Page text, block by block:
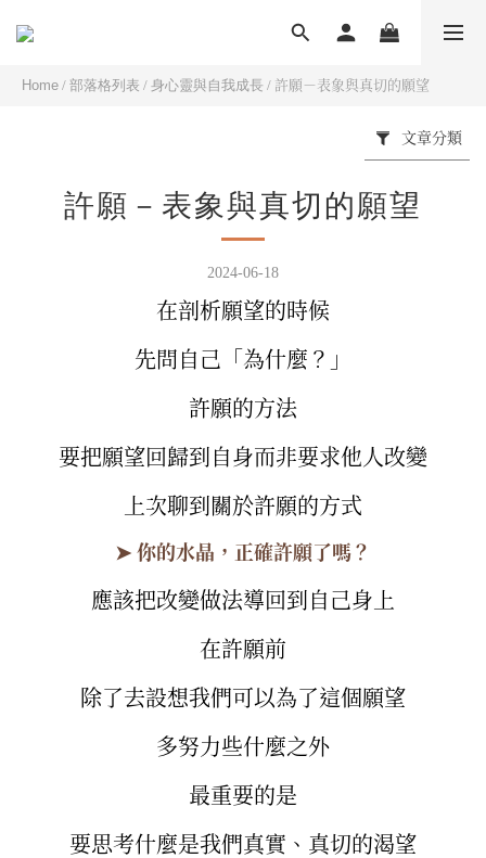
Home / 部落格列表 / 身心靈與自我成長 / 許願－表象與真切的願望
文章分類
許願－表象與真切的願望
2024-06-18
在剖析願望的時候
先問自己「為什麼？」
許願的方法
要把願望回歸到自身而非要求他人改變
上次聊到關於許願的方式
➤ 你的水晶，正確許願了嗎？
應該把改變做法導回到自己身上
在許願前
除了去設想我們可以為了這個願望
多努力些什麼之外
最重要的是
要思考什麼是我們真實、真切的渴望